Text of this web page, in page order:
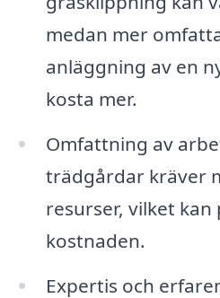
medan mer
anläggning av en
kosta mer.
Omfattning av
trädgårdar kräver
resurser, vilket kan
kostnaden.
Expertis och